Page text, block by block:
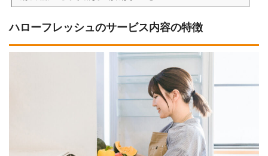
ハローフレッシュのサービス内容の特徴